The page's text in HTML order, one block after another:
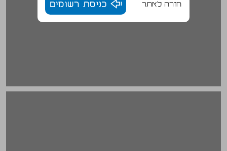
חזרה לאתר כניסת רשומים